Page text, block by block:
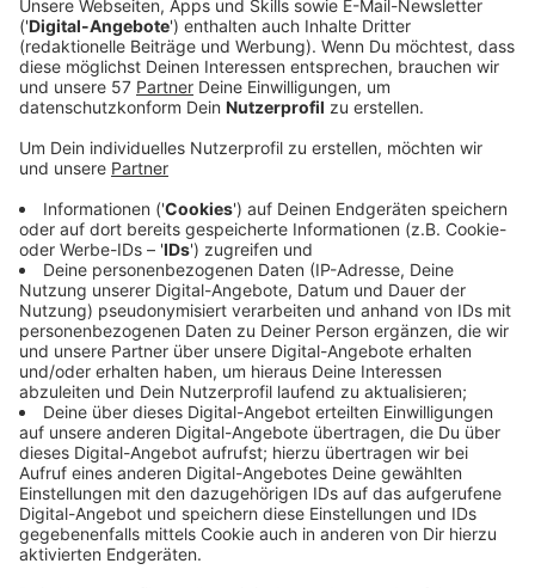
Serviceshat einen Großauftrag aus Mexiko
bekommen.
Talbot wird für die Stadt Monterrey 24 U-Bahnen aus
Frankfurt vom Typ Düwag U3(siehe Bild unten)
sanieren, damit sie dort im Nahverkehr eingesetzt
werden können.
Den Auftrag haben die Aachener durch eine
Ausschreibung erhalten, der Vertragswert liegt bei
rund 40 Millionen Euro.
Bis September 2021 will man das Ganze abgewickelt
haben, dann soll das letzte Fahrzeug (so wie oben im
Bild) nach Mittelamerika verschifft werden.
Die in Frankfurt ausgedienten U-Bahnen werden von
den Aachenern neu lackiert und bekommen neue
Innenverkleidungen, Fußböden und Decken - außerdem
werden Steuerung und Antrieb nach aktuellen
Standards erneuert. Dazu kümmert sich Talbot auch